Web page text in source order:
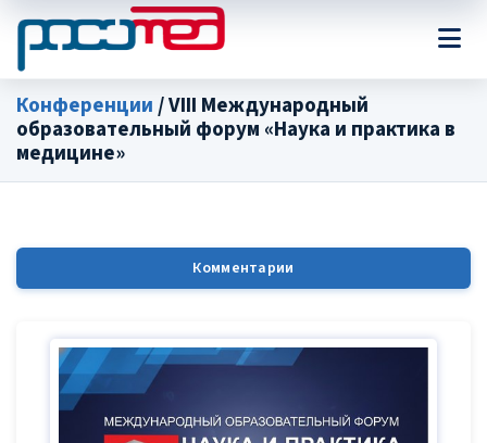
Конференции/ VIII Международный
образовательный форум «Наука и практика в
медицине»
Комментарии